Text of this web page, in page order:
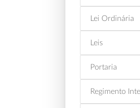
Lei Ordinária
Leis
Portaria
Regimento